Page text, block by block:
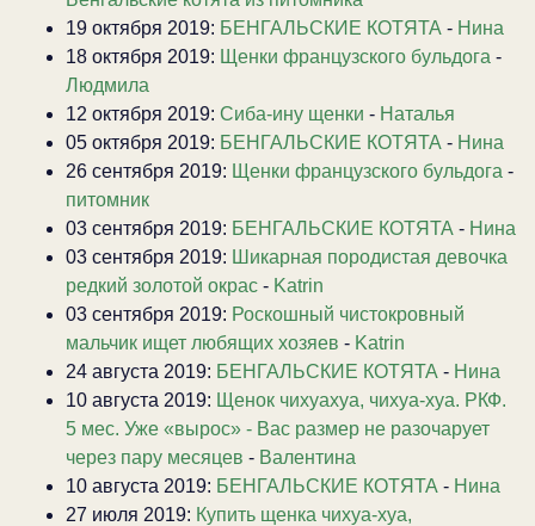
19 октября 2019: БЕНГАЛЬСКИЕ КОТЯТА - Нина
18 октября 2019: Щенки французского бульдога -
Людмила
12 октября 2019: Сиба-ину щенки - Наталья
05 октября 2019: БЕНГАЛЬСКИЕ КОТЯТА - Нина
26 сентября 2019: Щенки французского бульдога -
питомник
03 сентября 2019: БЕНГАЛЬСКИЕ КОТЯТА - Нина
03 сентября 2019: Шикарная породистая девочка
редкий золотой окрас - Katrin
03 сентября 2019: Роскошный чистокровный
мальчик ищет любящих хозяев - Katrin
24 августа 2019: БЕНГАЛЬСКИЕ КОТЯТА - Нина
10 августа 2019: Щенок чихуахуа, чихуа-хуа. РКФ.
5 мес. Уже «вырос» - Вас размер не разочарует
через пару месяцев - Валентина
10 августа 2019: БЕНГАЛЬСКИЕ КОТЯТА - Нина
27 июля 2019: Купить щенка чихуа-хуа,